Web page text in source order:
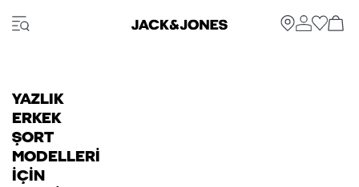
YAZLIK
ERKEK
ŞORT
MODELLERİ
İÇİN